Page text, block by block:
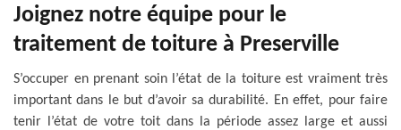
Joignez notre équipe pour le
traitement de toiture à Preserville
S’occuper en prenant soin l’état de la toiture est vraiment très
important dans le but d’avoir sa durabilité. En effet, pour faire
tenir l’état de votre toit dans la période assez large et aussi